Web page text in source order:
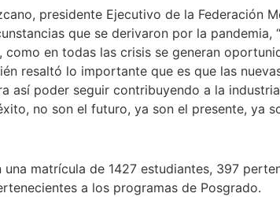
presidente Ejecutivo de la Federación
que se derivaron por la
en todas las crisis se generan
resaltó lo importante que es que las
así poder seguir contribuyendo a la
no son el futuro, ya son el presente, ya
matrícula de 1427 estudiantes, 397
a los programas de Posgrado.